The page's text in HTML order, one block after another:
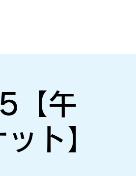
【午
ト】